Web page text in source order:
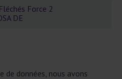
Force 2
DE
de données, nous avons